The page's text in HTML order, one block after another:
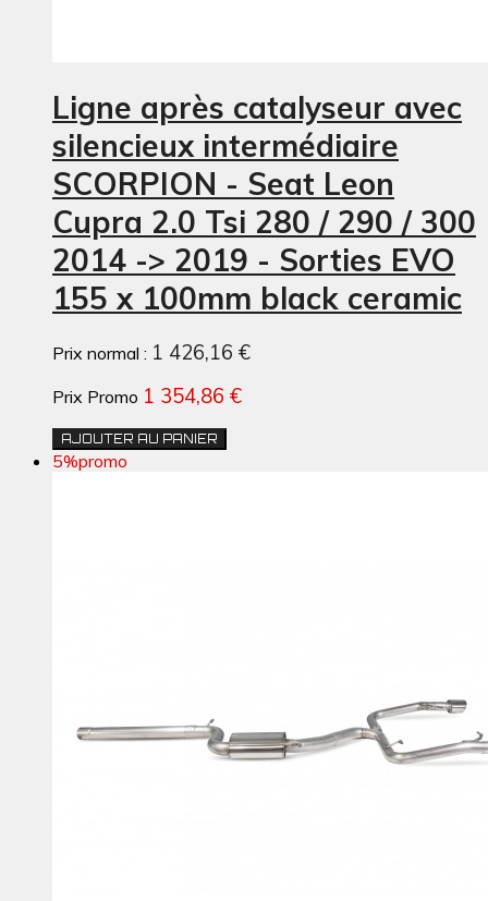
Ligne après catalyseur avec
silencieux intermédiaire
SCORPION - Seat Leon
Cupra 2.0 Tsi 280 / 290 / 300
2014 -> 2019 - Sorties EVO
155 x 100mm black ceramic
Prix normal : 1 426,16 €
Prix Promo 1 354,86 €
AJOUTER AU PANIER
5%promo